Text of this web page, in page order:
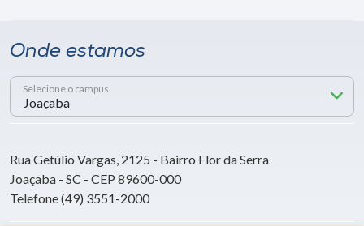
Onde estamos
Selecione o campus
Rua Getúlio Vargas, 2125 - Bairro Flor da Serra
Joaçaba - SC - CEP 89600-000
Telefone (49) 3551-2000